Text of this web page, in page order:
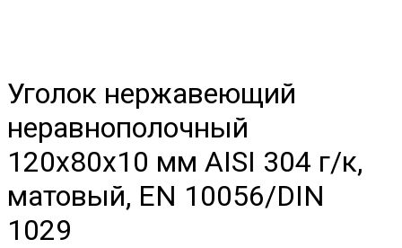
Уголок нержавеющий
неравнополочный
120х80х10 мм AISI 304 г/к,
матовый, EN 10056/DIN
1029